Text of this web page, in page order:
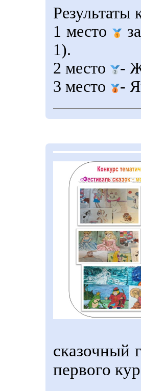
Результаты
1 место
1).
2 место
-
3 место
-
сказочный
первого